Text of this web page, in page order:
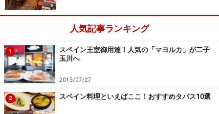
人気記事ランキング
1
スペイン王室御用達！人気の「マヨルカ」が二子
玉川へ
2015/07/27
2 スペイン料理といえばここ！おすすめタパス10選